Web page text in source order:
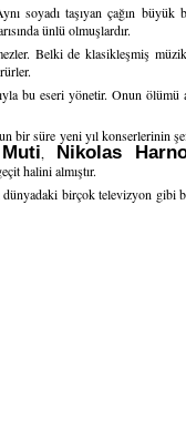
soyadı taşıyan çağın büyük
ünlü olmuşlardır.
Belki de klasikleşmiş
bu eseri yönetir. Onun ölümü
bir süre yeni yıl konserlerinin
, Nikolas
halini almıştır.
birçok televizyon gibi